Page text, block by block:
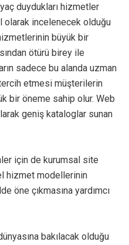
duydukları hizmetler
olarak incelenecek olduğu
büyük bir
ötürü birey ile
sadece bu alanda uzman
etmesi müşterilerin
bir öneme sahip olur. Web
geniş kataloglar sunan
için de kurumsal site
hizmet modellerinin
öne çıkmasına yardımcı
bakılacak olduğu